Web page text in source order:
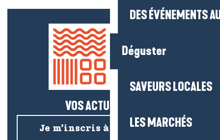
DES ÉVÉNEMENTS
Déguster
SAVEURS LOCALES
LES MARCHÉS
VOS ACTUS SALÉES !
Je m’inscris à la newsletter